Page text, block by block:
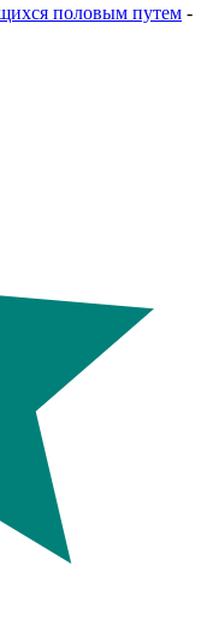
половым путем -